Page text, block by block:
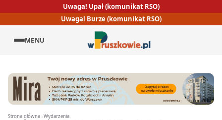
Uwaga! Upał (komunikat RSO)
Uwaga! Burze (komunikat RSO)
MENU
Strona główna Wydarzenia